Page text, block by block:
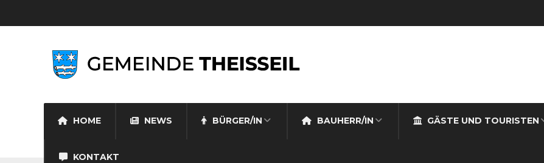
HOME NEWS BÜRGER/IN BAUHERR/IN GÄSTE UND TOURISTEN
KONTAKT